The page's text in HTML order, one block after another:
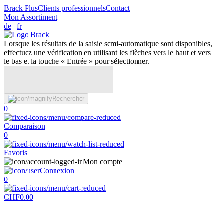
Brack PlusClients professionnelsContact
Mon Assortiment
de | fr
Lorsque les résultats de la saisie semi-automatique sont disponibles,
effectuez une vérification en utilisant les flèches vers le haut et vers
le bas et la touche « Entrée » pour sélectionner.
Rechercher
0
Comparaison
0
Favoris
Mon compte
Connexion
0
CHF0.00